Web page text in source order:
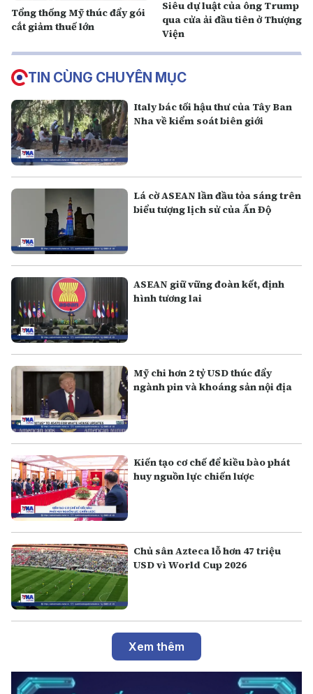
Tổng thống Mỹ thúc đẩy gói
cắt giảm thuế lớn
Siêu dự luật của ông Trump
qua cửa ải đầu tiên ở Thượng
Viện
TIN CÙNG CHUYÊN MỤC
Italy bác tối hậu thư của Tây Ban
Nha về kiểm soát biên giới
Lá cờ ASEAN lần đầu tỏa sáng trên
biểu tượng lịch sử của Ấn Độ
ASEAN giữ vững đoàn kết, định
hình tương lai
Mỹ chi hơn 2 tỷ USD thúc đẩy
ngành pin và khoáng sản nội địa
Kiến tạo cơ chế để kiều bào phát
huy nguồn lực chiến lược
Chủ sân Azteca lỗ hơn 47 triệu
USD vì World Cup 2026
Xem thêm